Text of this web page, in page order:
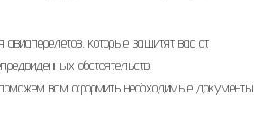
которые защитят вас от
обстоятельств.
вам оформить необходимые документы